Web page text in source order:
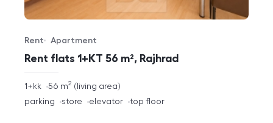
Rent flats 1+KT 56 m², Rajhrad
Offer type
Rent
Property type
Apartment
rozměry
disposition
1+kk living area
56 m2
funkce
parking store elevator top floor